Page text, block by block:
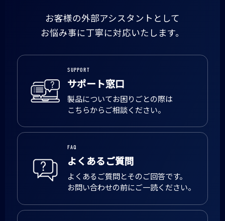
お客様の外部アシスタントとして
お悩み事に丁寧に対応いたします。
SUPPORT
サポート窓口
製品についてお困りごとの際は
こちらからご相談ください。
FAQ
よくあるご質問
よくあるご質問とそのご回答です。
お問い合わせの前にご一読ください。